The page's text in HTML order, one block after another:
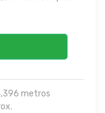
metros